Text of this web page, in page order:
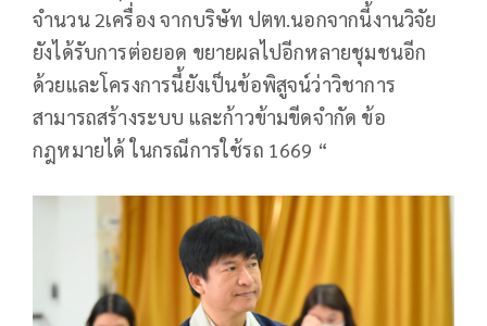
จำนวน 2เครื่อง จากบริษัท ปตท.นอกจากนี้งานวิจัย
ยังได้รับการต่อยอด ขยายผลไปอีกหลายชุมชนอีก
ด้วยและโครงการนี้ยังเป็นข้อพิสูจน์ว่าวิชาการ
สามารถสร้างระบบ และก้าวข้ามขีดจำกัด ข้อ
กฎหมายได้ ในกรณีการใช้รถ 1669 “